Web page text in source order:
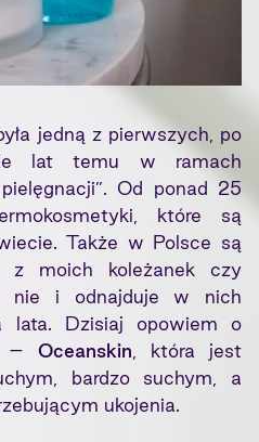
jedną z pierwszych, po
lat temu w ramach
Od ponad 25
które są
Także w Polsce są
z moich koleżanek czy
nie i odnajduje w nich
lata. Dzisiaj opowiem o
– Oceanskin , która jest
bardzo suchym, a
ukojenia.